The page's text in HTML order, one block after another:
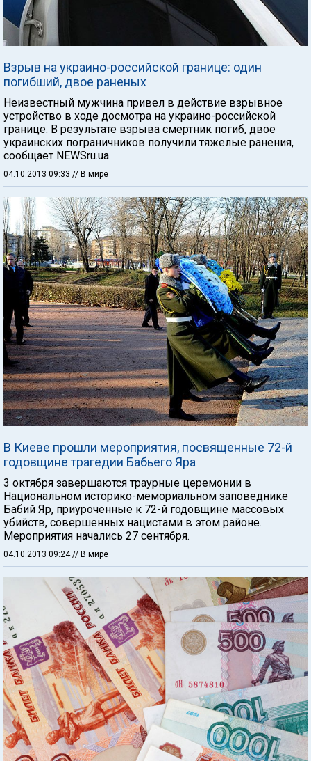
Взрыв на украино-российской границе: один
погибший, двое раненых
Неизвестный мужчина привел в действие взрывное
устройство в ходе досмотра на украино-российской
границе. В результате взрыва смертник погиб, двое
украинских пограничников получили тяжелые ранения,
сообщает NEWSru.ua.
04.10.2013 09:33 // В мире
В Киеве прошли мероприятия, посвященные 72-й
годовщине трагедии Бабьего Яра
3 октября завершаются траурные церемонии в
Национальном историко-мемориальном заповеднике
Бабий Яр, приуроченные к 72-й годовщине массовых
убийств, совершенных нацистами в этом районе.
Мероприятия начались 27 сентября.
04.10.2013 09:24 // В мире